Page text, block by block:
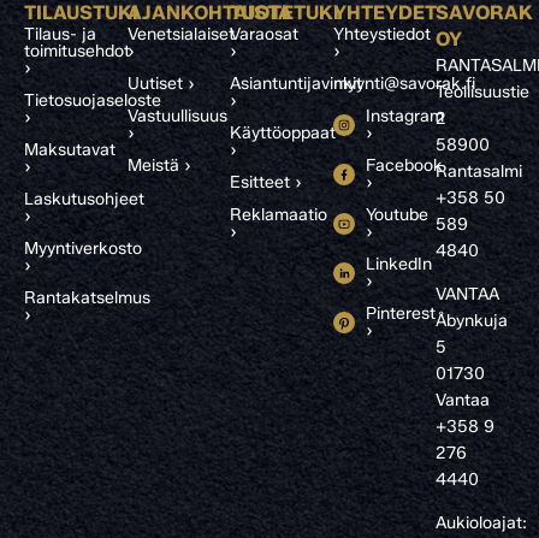
TILAUSTUKI
Tilaus- ja
toimitusehdot
›
Tietosuojaseloste
›
Maksutavat
›
Laskutusohjeet
›
Myyntiverkosto
›
Rantakatselmus
›
AJANKOHTAISTA
Venetsialaiset
›
Uutiset ›
Vastuullisuus
›
Meistä ›
TUOTETUKI
Varaosat
›
Asiantuntijavinkit
›
Käyttöoppaat
›
Esitteet ›
Reklamaatio
›
YHTEYDET
Yhteystiedot
›
myynti@savorak.fi
Instagram
›
Facebook
›
Youtube
›
LinkedIn
›
Pinterest
›
SAVORAK
OY
Teollisuustie
2
58900
Rantasalmi
+358 50
589
4840
VANTAA
Åbynkuja
5
01730
Vantaa
+358 9
276
4440
Aukioloajat: